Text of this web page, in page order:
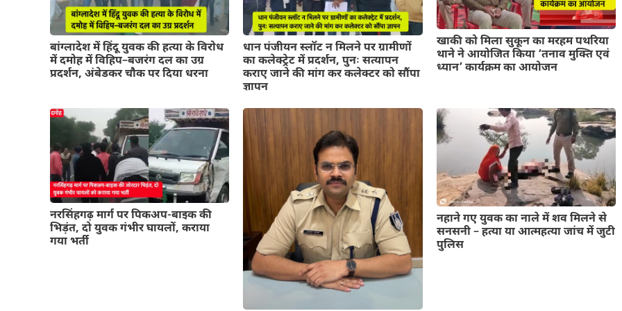
बांग्लादेश में हिंदू युवक की हत्या के विरोध
में दमोह में विहिप–बजरंग दल का उग्र
प्रदर्शन, अंबेडकर चौक पर दिया धरना
धान पंजीयन स्लॉट न मिलने पर ग्रामीणों
का कलेक्ट्रेट में प्रदर्शन, पुनः सत्यापन
कराए जाने की मांग कर कलेक्टर को सौंपा
ज्ञापन
खाकी को मिला सुकून का मरहम पथरिया
थाने ने आयोजित किया ‘तनाव मुक्ति एवं
ध्यान’ कार्यक्रम का आयोजन
नरसिंहगढ़ मार्ग पर पिकअप-बाइक की
भिड़ंत, दो युवक गंभीर घायलों, कराया
गया भर्ती
नहाने गए युवक का नाले में शव मिलने से
सनसनी – हत्या या आत्महत्या जांच में जुटी
पुलिस